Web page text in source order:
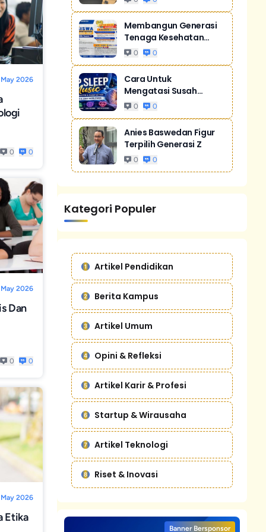
2026
0 0
2026
Dan
0 0
2026
Etika
Membangun Generasi
Tenaga Kesehatan
Unggul Dan Men...
0 0
Cara Untuk
Mengatasi Susah
Tidur Akibat Stres
0 0
Anies Baswedan Figur
Terpilih Generasi Z
0 0
Kategori Populer
Artikel Pendidikan
Berita Kampus
Artikel Umum
Opini & Refleksi
Artikel Karir & Profesi
Startup & Wirausaha
Artikel Teknologi
Riset & Inovasi
Banner Bersponsor